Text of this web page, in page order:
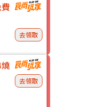
去領取
去領取